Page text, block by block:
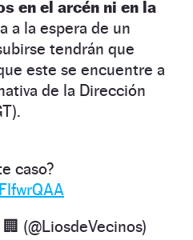
en el arcén ni en la
a la espera de un
tendrán que
este se encuentre a
de la Dirección
caso?
(@LiosdeVecinos)